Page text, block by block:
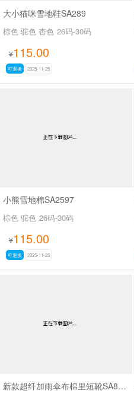
大小猫咪雪地鞋SA289
棕色 驼色 杏色 26码-30码
¥115.00
可退换 2025-11-25
小熊雪地棉SA2597
棕色 驼色 26码-30码
¥115.00
可退换 2025-11-25
新款超纤加雨伞布棉里短靴SA8660